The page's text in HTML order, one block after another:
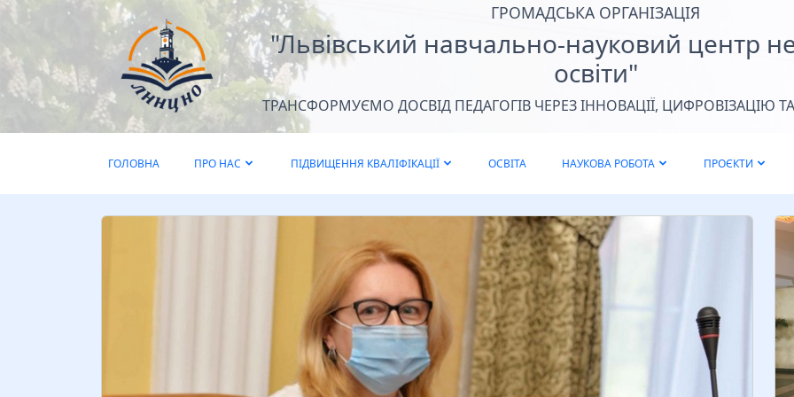
ГРОМАДСЬКА ОРГАНІЗАЦІЯ
"Львівський навчально-науковий центр
освіти"
ТРАНСФОРМУЄМО ДОСВІД ПЕДАГОГІВ ЧЕРЕЗ ІННОВАЦІЇ, ЦИФРОВІЗАЦІЮ
ГОЛОВНА ПРО НАС ПІДВИЩЕННЯ КВАЛІФІКАЦІЇ ОСВІТА НАУКОВА РОБОТА ПРОЄКТИ